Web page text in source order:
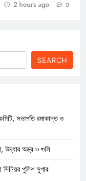
2 hours ago 0
SEARCH
সভাপতি রমাকান্ত ও
উদ্ধার অস্ত্র ও গুলি
পুলিশ সুপার